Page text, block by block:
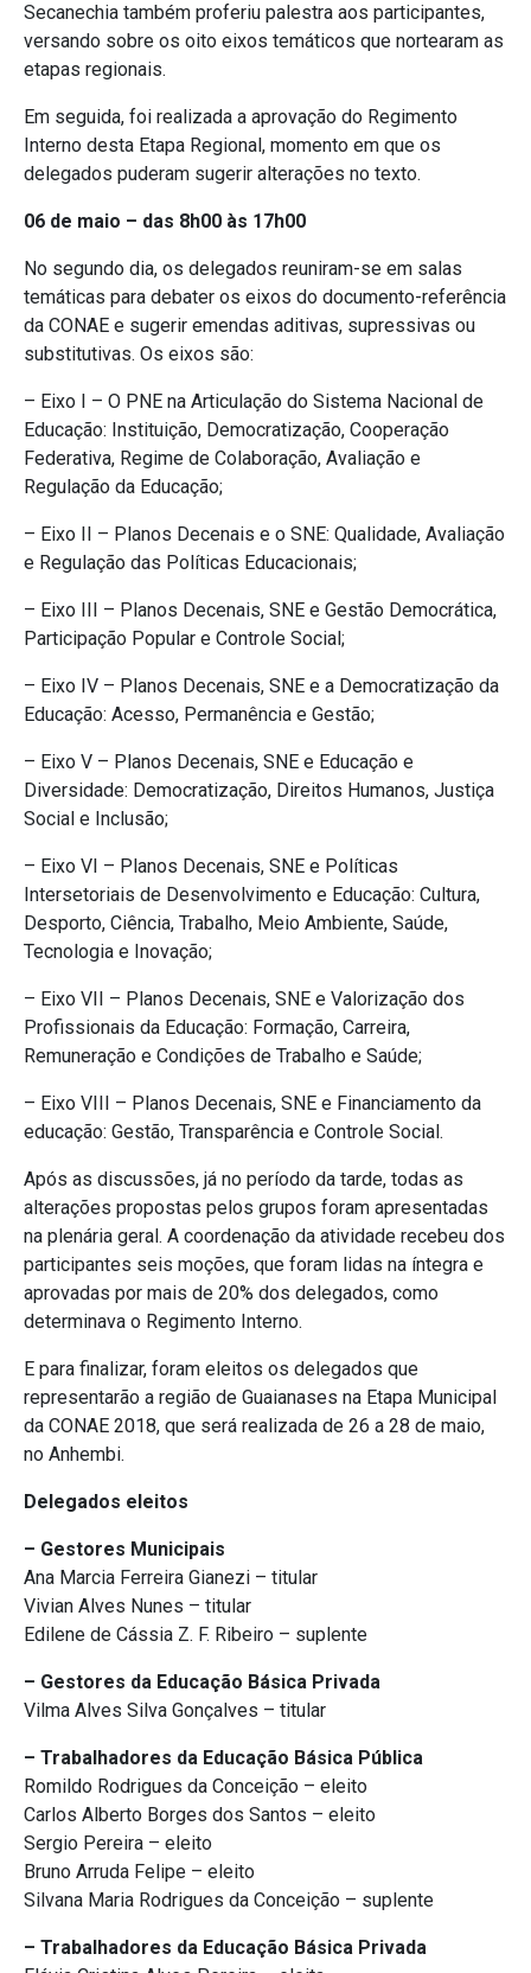
Secanechia também proferiu palestra aos participantes,
versando sobre os oito eixos temáticos que nortearam as
etapas regionais.
Em seguida, foi realizada a aprovação do Regimento
Interno desta Etapa Regional, momento em que os
delegados puderam sugerir alterações no texto.
06 de maio – das 8h00 às 17h00
No segundo dia, os delegados reuniram-se em salas
temáticas para debater os eixos do documento-referência
da CONAE e sugerir emendas aditivas, supressivas ou
substitutivas. Os eixos são:
– Eixo I – O PNE na Articulação do Sistema Nacional de
Educação: Instituição, Democratização, Cooperação
Federativa, Regime de Colaboração, Avaliação e
Regulação da Educação;
– Eixo II – Planos Decenais e o SNE: Qualidade, Avaliação
e Regulação das Políticas Educacionais;
– Eixo III – Planos Decenais, SNE e Gestão Democrática,
Participação Popular e Controle Social;
– Eixo IV – Planos Decenais, SNE e a Democratização da
Educação: Acesso, Permanência e Gestão;
– Eixo V – Planos Decenais, SNE e Educação e
Diversidade: Democratização, Direitos Humanos, Justiça
Social e Inclusão;
– Eixo VI – Planos Decenais, SNE e Políticas
Intersetoriais de Desenvolvimento e Educação: Cultura,
Desporto, Ciência, Trabalho, Meio Ambiente, Saúde,
Tecnologia e Inovação;
– Eixo VII – Planos Decenais, SNE e Valorização dos
Profissionais da Educação: Formação, Carreira,
Remuneração e Condições de Trabalho e Saúde;
– Eixo VIII – Planos Decenais, SNE e Financiamento da
educação: Gestão, Transparência e Controle Social.
Após as discussões, já no período da tarde, todas as
alterações propostas pelos grupos foram apresentadas
na plenária geral. A coordenação da atividade recebeu dos
participantes seis moções, que foram lidas na íntegra e
aprovadas por mais de 20% dos delegados, como
determinava o Regimento Interno.
E para finalizar, foram eleitos os delegados que
representarão a região de Guaianases na Etapa Municipal
da CONAE 2018, que será realizada de 26 a 28 de maio,
no Anhembi.
Delegados eleitos
– Gestores Municipais
Ana Marcia Ferreira Gianezi – titular
Vivian Alves Nunes – titular
Edilene de Cássia Z. F. Ribeiro – suplente
– Gestores da Educação Básica Privada
Vilma Alves Silva Gonçalves – titular
– Trabalhadores da Educação Básica Pública
Romildo Rodrigues da Conceição – eleito
Carlos Alberto Borges dos Santos – eleito
Sergio Pereira – eleito
Bruno Arruda Felipe – eleito
Silvana Maria Rodrigues da Conceição – suplente
– Trabalhadores da Educação Básica Privada